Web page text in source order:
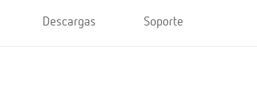
Descargas Soporte